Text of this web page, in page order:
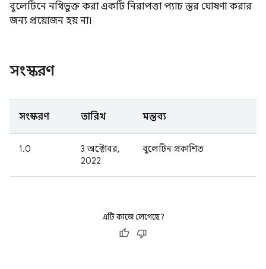
বুলেটিনে নথিভুক্ত করা একটি নিরাপত্তা প্যাচ স্তর ঘোষণা করার
জন্য প্রয়োজন হয় না।
সংস্করণ
সংস্করণ তারিখ মন্তব্য
1.0
3 অক্টোবর,
2022
বুলেটিন প্রকাশিত
এটি কাজে লেগেছে?